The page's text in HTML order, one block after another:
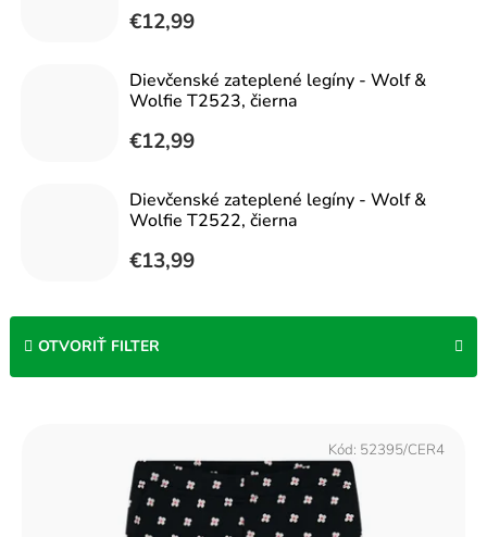
€12,99
Dievčenské zateplené legíny - Wolf &
Wolfie T2523, čierna
€12,99
Dievčenské zateplené legíny - Wolf &
Wolfie T2522, čierna
€13,99
OTVORIŤ FILTER
Kód: 52395/CER4